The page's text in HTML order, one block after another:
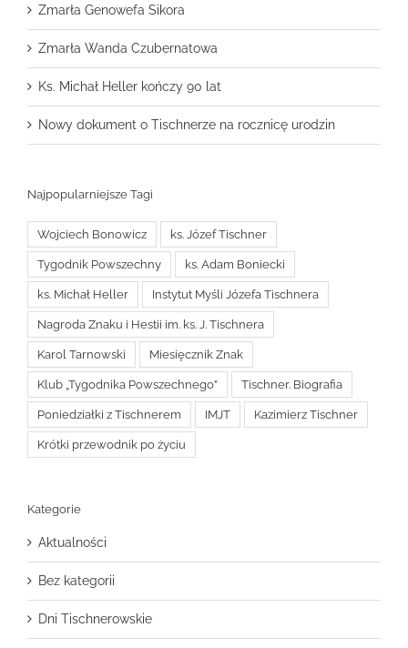
Zmarła Genowefa Sikora
Zmarła Wanda Czubernatowa
Ks. Michał Heller kończy 90 lat
Nowy dokument o Tischnerze na rocznicę urodzin
Najpopularniejsze Tagi
Wojciech Bonowicz ks. Józef Tischner
Tygodnik Powszechny ks. Adam Boniecki
ks. Michał Heller Instytut Myśli Józefa Tischnera
Nagroda Znaku i Hestii im. ks. J. Tischnera
Karol Tarnowski Miesięcznik Znak
Klub „Tygodnika Powszechnego” Tischner. Biografia
Poniedziałki z Tischnerem IMJT Kazimierz Tischner
Krótki przewodnik po życiu
Kategorie
Aktualności
Bez kategorii
Dni Tischnerowskie